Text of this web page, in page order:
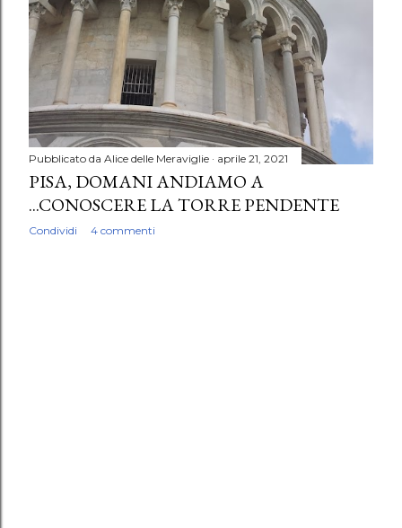
Pubblicato da Alice delle Meraviglie aprile 21, 2021
PISA, DOMANI ANDIAMO A
...CONOSCERE LA TORRE PENDENTE
Condividi 4 commenti